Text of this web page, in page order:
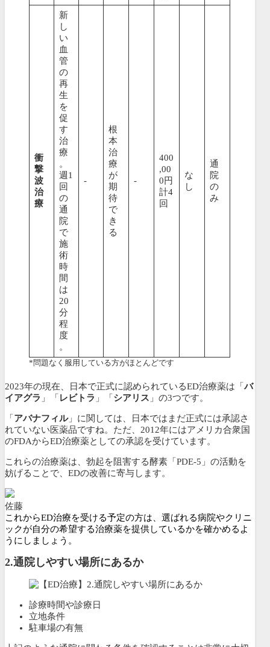
衝
撃
波
治
療
新
し
い
血
管
の
再
生
を
促
す
治
療
。
週1
回
の
通
院
で
施
術
時
間
は
20
分
程
度
。
-
根
本
治
療
が
期
待
で
き
る
-
400
,00
0円
計4
回
な
し
通
院
の
み
*問題なく服用している方がほとんどです
2023年の現在、日本で正式に認められているED治療薬は「バ
イアグラ 」「レビトラ 」「シアリス 」の3つです。
「アバナフィル」に関しては、日本ではまだ正式には承認さ
れていない医薬品ですね。ただ、2012年にはアメリカ合衆国
のFDAからED治療薬としての承認を受けています。
これらの治療薬は、勃起を阻害する酵素「PDE-5」の活動を
妨げることで、EDの改善に寄与します。
佐藤
これからED治療を受ける予定の方は、選ばれる病院やクリニ
ックが自分の希望する治療薬を提供しているかを確かめるよ
うにしましょう。
2.通院しやすい場所にあるか
診療時間や診療日
立地条件
駐車場の有無